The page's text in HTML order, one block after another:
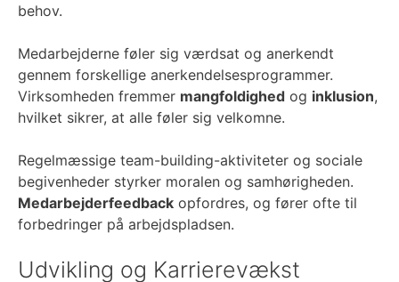
behov.
Medarbejderne føler sig værdsat og anerkendt
gennem forskellige anerkendelsesprogrammer.
Virksomheden fremmer mangfoldighed og inklusion,
hvilket sikrer, at alle føler sig velkomne.
Regelmæssige team-building-aktiviteter og sociale
begivenheder styrker moralen og samhørigheden.
Medarbejderfeedback opfordres, og fører ofte til
forbedringer på arbejdspladsen.
Udvikling og Karrierevækst